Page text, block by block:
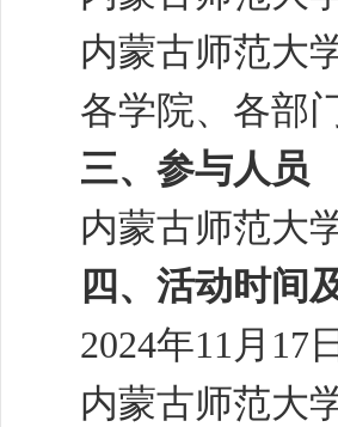
内蒙古师范大
各学院、各部
三、参与人员
内蒙古师范大
四、活动时间
2024年11月
内蒙古师范大